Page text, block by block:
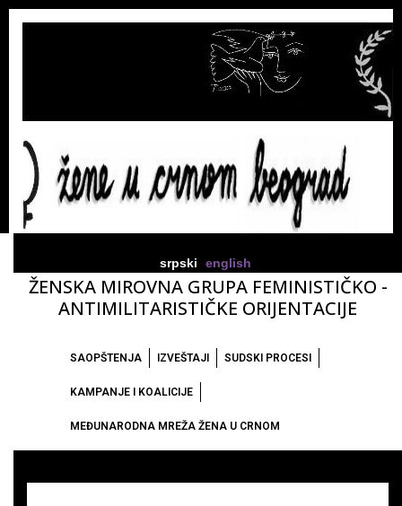
srpski english
ŽENSKA MIROVNA GRUPA FEMINISTIČKO -
ANTIMILITARISTIČKE ORIJENTACIJE
SAOPŠTENJA IZVEŠTAJI SUDSKI PROCESI
KAMPANJE I KOALICIJE
MEĐUNARODNA MREŽA ŽENA U CRNOM